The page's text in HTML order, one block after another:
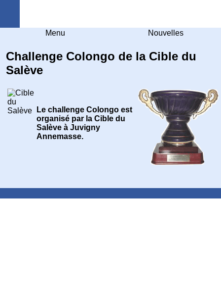
Menu Nouvelles
Challenge Colongo de la Cible du
Salève
Le challenge Colongo est
organisé par la Cible du
Salève à Juvigny
Annemasse.